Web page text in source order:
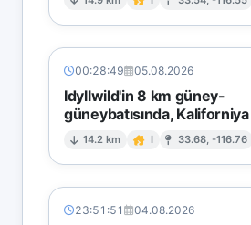
00:28:49 05.08.2026
Idyllwild'in 8 km güney-
güneybatısında, Kaliforniya
14.2 km I 33.68, -116.76
23:51:51 04.08.2026